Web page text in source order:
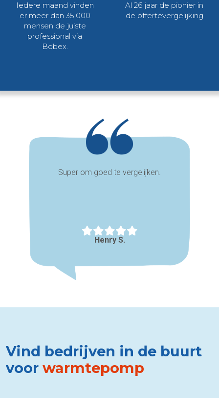
Iedere maand vinden
er meer dan 35.000
mensen de juiste
professional via
Bobex.
Al 26 jaar de pionier in
de offertevergelijking
Super om goed te vergelijken.
Henry S.
Vind bedrijven in de buurt
voor warmtepomp